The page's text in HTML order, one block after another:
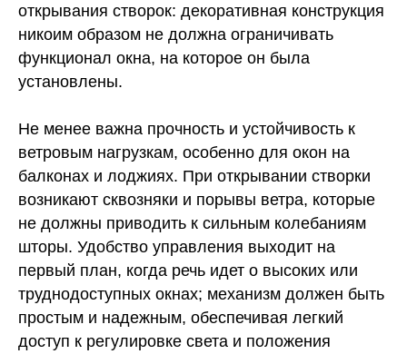
открывания створок: декоративная конструкция
никоим образом не должна ограничивать
функционал окна, на которое он была
установлены.
Не менее важна прочность и устойчивость к
ветровым нагрузкам, особенно для окон на
балконах и лоджиях. При открывании створки
возникают сквозняки и порывы ветра, которые
не должны приводить к сильным колебаниям
шторы. Удобство управления выходит на
первый план, когда речь идет о высоких или
труднодоступных окнах; механизм должен быть
простым и надежным, обеспечивая легкий
доступ к регулировке света и положения